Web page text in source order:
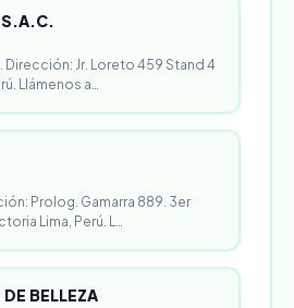
S.A.C.
Dirección: Jr. Loreto 459 Stand 4
Llámenos a…
Prolog. Gamarra 889. 3er
Lima, Perú. L…
BELLEZA